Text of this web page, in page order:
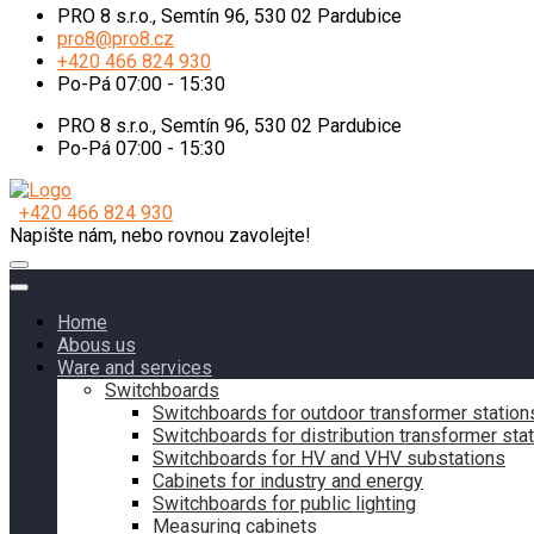
PRO 8 s.r.o., Semtín 96, 530 02 Pardubice
pro8@pro8.cz
+420 466 824 930
Po-Pá 07:00 - 15:30
PRO 8 s.r.o., Semtín 96, 530 02 Pardubice
Po-Pá 07:00 - 15:30
+420 466 824 930
Napište nám, nebo rovnou zavolejte!
Home
Abous us
Ware and services
Switchboards
Switchboards for outdoor transformer
Switchboards for distribution transformer
Switchboards for HV and VHV substations
Cabinets for industry and energy
Switchboards for public lighting
Measuring cabinets